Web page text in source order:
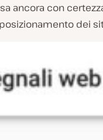
ancora con
dei